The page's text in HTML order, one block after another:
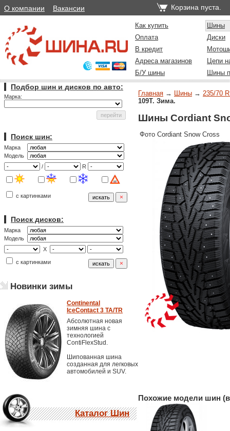
О компании Вакансии Корзина пуста.
Как купить
Шины
Оплата
Диски
В кредит
Адреса магазинов
Цепи
Б/У шины
Шины
Подбор шин и дисков по авто:
Марка:
Поиск шин:
Марка
Модель
/
R
с картинками
Поиск дисков:
Марка
Модель
X
с картинками
Новинки зимы
Continental
IceContact 3 TA/TR
Абсолютная новая
зимняя шина с
технологией
ContiFlexStud.
Шипованная шина
созданная для легковых
автомобилей и SUV.
Каталог Шин
Главная → Шины → 235/70
109T. Зима.
Шины Cordiant
Фото Cordiant Snow Cross
Похожие модели шин